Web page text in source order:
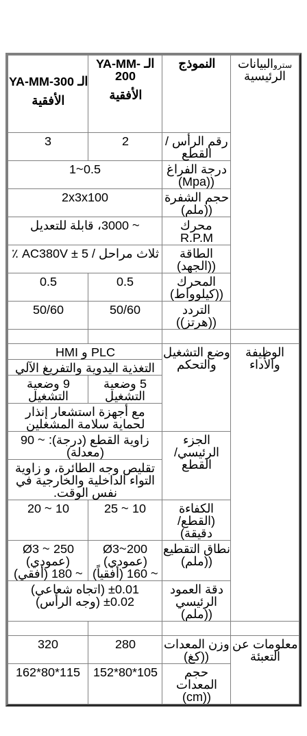
سترو البيانات
الرئيسية
النموذج
الـ YA-MM-
200
الأفقية
الـ YA-MM-300
الأفقية
رقم الرأس /
القطع
2
3
درجة الفراغ
((Mpa)
0.5~1
حجم الشفرة
((ملم)
2x3x100
محرك
R.P.M
~ 3000، قابلة للتعديل
الطاقة
((الجهد)
ثلاث مراحل / AC380V ± 5 ٪
المحرك
((كيلوواط)
0.5
0.5
التردد
((هرتز))
50/60
50/60
الوظيفة
والأداء
وضع التشغيل
والتحكم
PLC و HMI
التغذية اليدوية والتفريغ الآلي
5 وضعية
التشغيل
9 وضعية
التشغيل
مع أجهزة استشعار إنذار
لحماية سلامة المشغلين
الجزء
الرئيسي/
القطع
زاوية القطع (درجة): ~ 90
(معدلة)
تقليص وجه الطائرة، و زاوية
التواء الداخلية والخارجية في
نفس الوقت.
الكفاءة
(القطع/
دقيقة)
10 ~ 25
10 ~ 20
نطاق التقطيع
((ملم)
Ø3~200
(عمودي)
~ 160 (أفقياً)
Ø3 ~ 250
(عمودي)
~ 180 (أفقي)
دقة العمود
الرئيسي
((ملم)
±0.01 (اتجاه شعاعي)
±0.02 (وجه الرأس)
معلومات عن
التعبئة
وزن المعدات
((كغ)
280
320
حجم
المعدات
((cm)
105*80*152
115*80*162